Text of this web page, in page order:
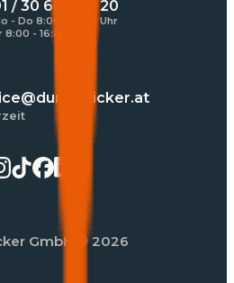
/ 30 60 900 20
- Do 8:00 - 17:00 Uhr
8:00 - 16:00 Uhr
GmbH © 2026